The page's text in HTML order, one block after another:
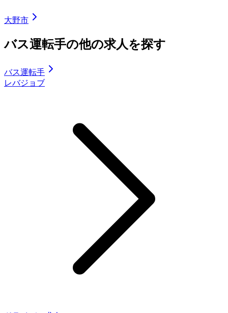
大野市
バス運転手の他の求人を探す
バス運転手
レバジョブ